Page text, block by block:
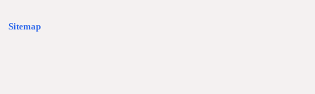
Sitemap